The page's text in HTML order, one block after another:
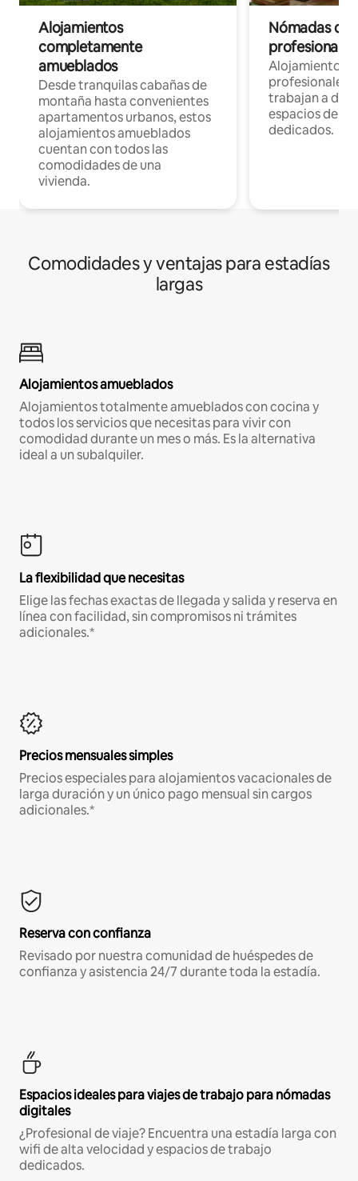
Alojamientos
completamente
amueblados
Desde tranquilas cabañas de
montaña hasta convenientes
apartamentos urbanos, estos
alojamientos amueblados
cuentan con todos las
comodidades de una
vivienda.
Nómadas
Alojamientos
profesionales
trabajan a
espacios de
dedicados.
Comodidades y ventajas para estadías
largas
Alojamientos amueblados
Alojamientos totalmente amueblados con cocina y
todos los servicios que necesitas para vivir con
comodidad durante un mes o más. Es la alternativa
ideal a un subalquiler.
La flexibilidad que necesitas
Elige las fechas exactas de llegada y salida y reserva en
línea con facilidad, sin compromisos ni trámites
adicionales.*
Precios mensuales simples
Precios especiales para alojamientos vacacionales de
larga duración y un único pago mensual sin cargos
adicionales.*
Reserva con confianza
Revisado por nuestra comunidad de huéspedes de
confianza y asistencia 24/7 durante toda la estadía.
Espacios ideales para viajes de trabajo para nómadas
digitales
¿Profesional de viaje? Encuentra una estadía larga con
wifi de alta velocidad y espacios de trabajo
dedicados.